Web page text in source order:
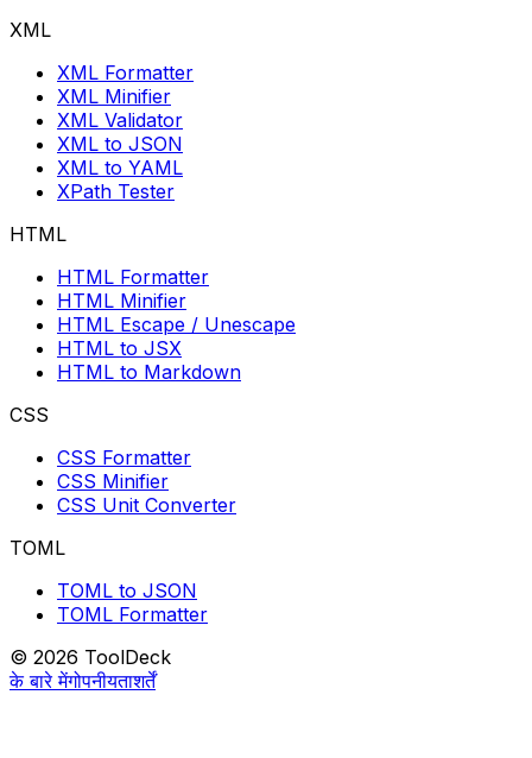
XML
XML Formatter
XML Minifier
XML Validator
XML to JSON
XML to YAML
XPath Tester
HTML
HTML Formatter
HTML Minifier
HTML Escape / Unescape
HTML to JSX
HTML to Markdown
CSS
CSS Formatter
CSS Minifier
CSS Unit Converter
TOML
TOML to JSON
TOML Formatter
© 2026 ToolDeck
के बारे मेंगोपनीयताशर्तें